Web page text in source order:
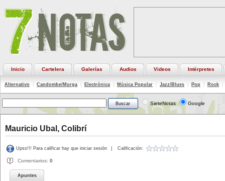
Inicio Cartelera Galerías Audios Videos Intérpretes
Alternativo Candombe/Murga Electrónica Música Popular Jazz/Blues Pop Rock
SieteNotas Google
Mauricio Ubal, Colibrí
Upss!!! Para calificar hay que iniciar sesión Calificación:
Comentarios: 0
Apuntes